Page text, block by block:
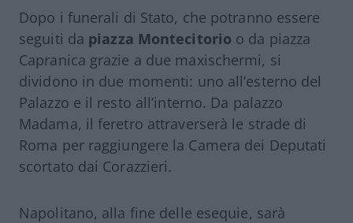
Dopo i funerali di Stato, che potranno essere
seguiti da piazza Montecitorio o da piazza
Capranica grazie a due maxischermi, si
dividono in due momenti: uno all’esterno del
Palazzo e il resto all’interno. Da palazzo
Madama, il feretro attraverserà le strade di
Roma per raggiungere la Camera dei Deputati
scortato dai Corazzieri.
Napolitano, alla fine delle esequie, sarà